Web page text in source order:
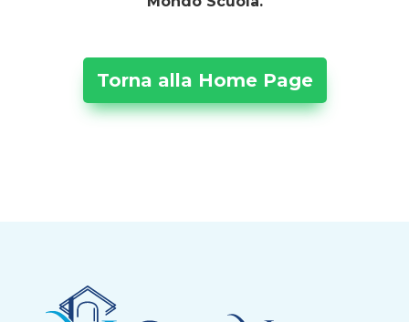
Torna alla Home Page